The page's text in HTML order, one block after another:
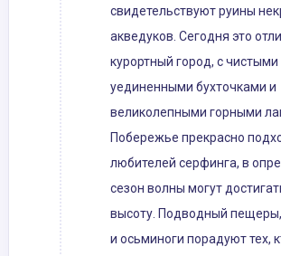
свидетельствуют руины
акведуков. Сегодня это
курортный город, с
уединенными бухточками и
великолепными горными
Побережье прекрасно
любителей серфинга, в
сезон волны могут
высоту. Подводный
и осьминоги порадуют тех,